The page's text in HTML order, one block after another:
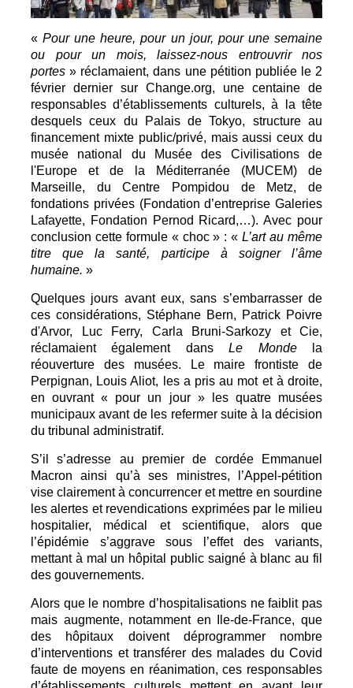
« Pour une heure, pour un jour, pour une semaine
ou pour un mois, laissez-nous entrouvrir nos
portes » réclamaient, dans une pétition publiée le 2
février dernier sur Change.org, une centaine de
responsables d’établissements culturels, à la tête
desquels ceux du Palais de Tokyo, structure au
financement mixte public/privé, mais aussi ceux du
musée national du Musée des Civilisations de
l'Europe et de la Méditerranée (MUCEM) de
Marseille, du Centre Pompidou de Metz, de
fondations privées (Fondation d’entreprise Galeries
Lafayette, Fondation Pernod Ricard,…). Avec pour
conclusion cette formule « choc » : «L’art au même
titre que la santé, participe à soigner l’âme
humaine. »
Quelques jours avant eux, sans s’embarrasser de
ces considérations, Stéphane Bern, Patrick Poivre
d'Arvor, Luc Ferry, Carla Bruni-Sarkozy et Cie,
réclamaient également dansLe Monde
la
réouverture des musées. Le maire frontiste de
Perpignan, Louis Aliot, les a pris au mot et à droite,
en ouvrant « pour un jour » les quatre musées
municipaux avant de les refermer suite à la décision
du tribunal administratif.
S’il s’adresse au premier de cordée Emmanuel
Macron ainsi qu’à ses ministres, l’Appel-pétition
vise clairement à concurrencer et mettre en sourdine
les alertes et revendications exprimées par le milieu
hospitalier, médical et scientifique, alors que
l’épidémie s’aggrave sous l’effet des variants,
mettant à mal un hôpital public saigné à blanc au fil
des gouvernements.
Alors que le nombre d’hospitalisations ne faiblit pas
mais augmente, notamment en Ile-de-France, que
des hôpitaux doivent déprogrammer nombre
d’interventions et transférer des malades du Covid
faute de moyens en réanimation, ces responsables